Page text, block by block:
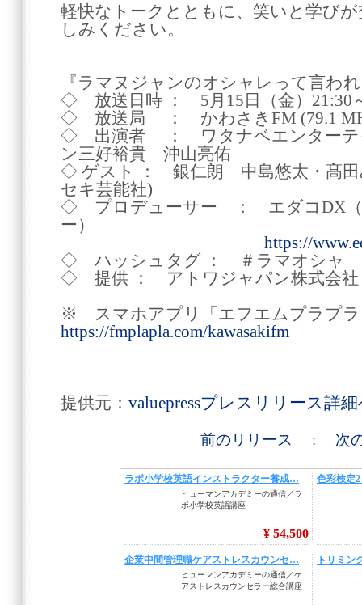
軽快なトークとともに、笑いと学び
しみください。
『ラマヌジャンのオシャレって言わ
◇ 放送日時 ： 5月15日（金）21:30
◇ 放送局 ： かわさきFM (79.1
◇ 出演者 ： ワタナベエンターテ
ン三好裕貴 沖山亮佑
◇ ゲスト ： 銀仁朗 中島悠太・髙田
セキ芸能社)
◇ プロデューサー ： エダコDX（
ー）
https://
◇ ハッシュタグ ： ＃ラマオシャ
◇ 提供 ： アトワジャパン株式会社
※ スマホアプリ「エフエムプラプラ
https://fmplapla.com/kawasakifm
提供元： valuepressプレスリリース詳
前のリリース : 次